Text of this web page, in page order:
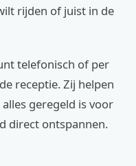
rijden of juist in de
telefonisch of per
receptie. Zij helpen
geregeld is voor
direct ontspannen.